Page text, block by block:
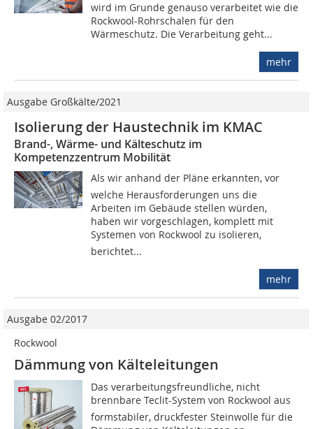
wird im Grunde genauso verarbeitet wie die
Rockwool-Rohrschalen für den
Wärmeschutz. Die Verarbeitung geht...
mehr
Ausgabe Großkälte/2021
Isolierung der Haustechnik im KMAC
Brand-, Wärme- und Kälteschutz im
Kompetenzzentrum Mobilität
Als wir anhand der Pläne erkannten, vor
welche Herausforderungen uns die
Arbeiten im Gebäude stellen würden,
haben wir vorgeschlagen, komplett mit
Systemen von Rockwool zu isolieren,
berichtet...
mehr
Ausgabe 02/2017
Rockwool
Dämmung von Kälteleitungen
Das verarbeitungsfreundliche, nicht
brennbare Teclit-System von Rockwool aus
formstabiler, druckfester Steinwolle für die